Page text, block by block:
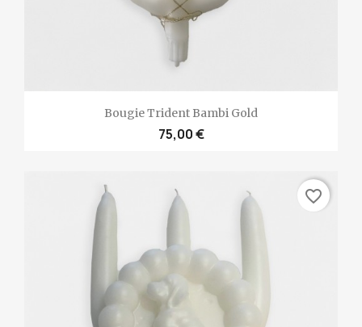
Bougie Trident Bambi Gold
75,00 €
favorite_border